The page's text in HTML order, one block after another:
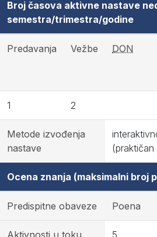
Broj časova aktivne nastave
semestra/trimestra/godine
Predavanja Vežbe DON
1 2
Metode izvođenja
nastave
Ocena znanja (maksimalni broj
Predispitne obaveze Poena
Aktivnosti u toku
5